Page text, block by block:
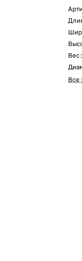
Вес:
Все
Оплачивайте
% картой
Получайте